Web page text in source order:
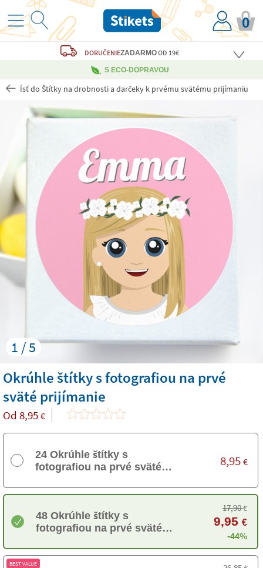
0
DORUČENIEZADARMOOD 19€
S ECO-DOPRAVOU
Ísť do Štítky na drobnosti a darčeky k prvému svätému prijímaniu
1 / 5
Okrúhle štítky s fotografiou na prvé
sväté prijímanie
Od 8,95 €
24 Okrúhle štítky s
fotografiou na prvé sväté
8,95 €
48 Okrúhle štítky s
fotografiou na prvé sväté
17,90€
9,95 €
-44%
BEST VALUE